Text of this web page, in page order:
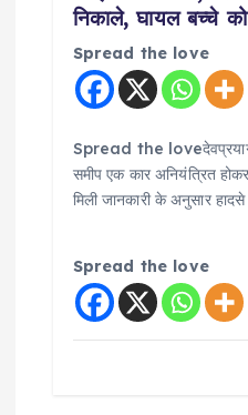
निकाले, घायल बच्चे
Spread the love
Spread the loveदेवप्रयाग-
समीप एक कार अनियंत्रित
मिली जानकारी के अनुसार
Spread the love